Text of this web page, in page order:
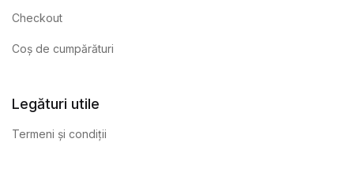
Checkout
Coș de cumpărături
Legături utile
Termeni și condiții